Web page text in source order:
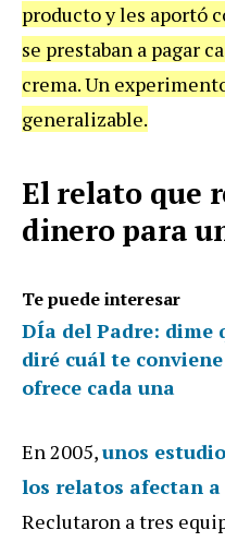
producto y les aportó
se prestaban a pagar
crema. Un
generalizable.
El relato que
dinero para
Te puede interesar
DÍa del Padre: dime
diré cuál te
ofrece cada una
En 2005,unos
los relatos afectan
Reclutaron a tres